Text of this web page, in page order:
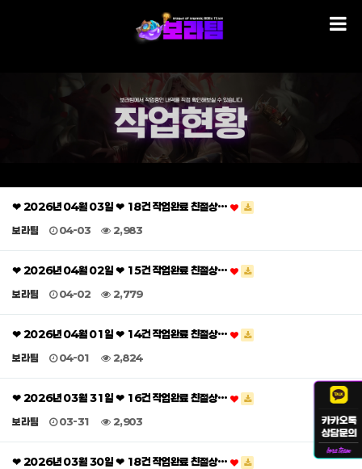
❤ 2026년 04월 03일 ❤ 18건 작업완료 친절상…
보라팀 04-03 2,983
❤ 2026년 04월 02일 ❤ 15건 작업완료 친절상…
보라팀 04-02 2,779
❤ 2026년 04월 01일 ❤ 14건 작업완료 친절상…
보라팀 04-01 2,824
❤ 2026년 03월 31일 ❤ 16건 작업완료 친절상…
보라팀 03-31 2,903
❤ 2026년 03월 30일 ❤ 18건 작업완료 친절상…